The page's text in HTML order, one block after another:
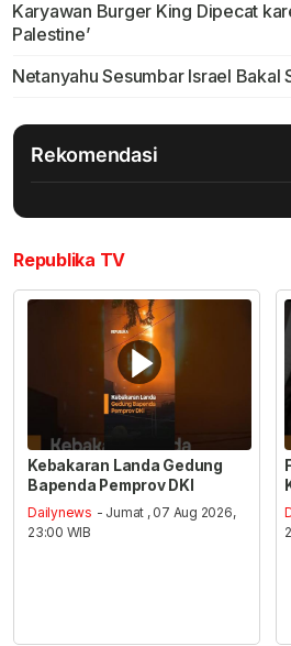
Karyawan Burger King Dipecat
Palestine’
Netanyahu Sesumbar Israel Bakal
Rekomendasi
Republika TV
Kebakaran Landa Gedung
Bapenda Pemprov DKI
Dailynews - Jumat , 07 Aug 2026,
23:00 WIB